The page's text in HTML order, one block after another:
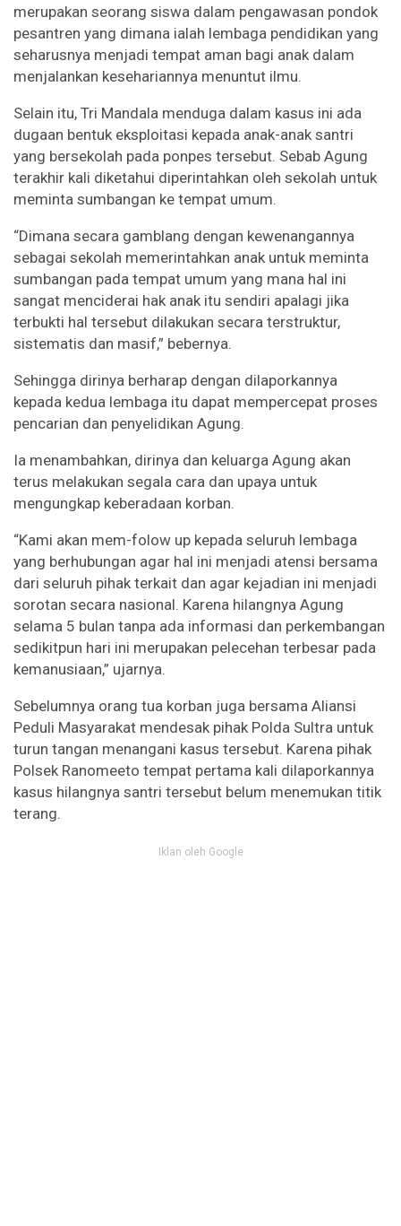
merupakan seorang siswa dalam pengawasan pondok
pesantren yang dimana ialah lembaga pendidikan yang
seharusnya menjadi tempat aman bagi anak dalam
menjalankan kesehariannya menuntut ilmu.
Selain itu, Tri Mandala menduga dalam kasus ini ada
dugaan bentuk eksploitasi kepada anak-anak santri
yang bersekolah pada ponpes tersebut. Sebab Agung
terakhir kali diketahui diperintahkan oleh sekolah untuk
meminta sumbangan ke tempat umum.
“Dimana secara gamblang dengan kewenangannya
sebagai sekolah memerintahkan anak untuk meminta
sumbangan pada tempat umum yang mana hal ini
sangat menciderai hak anak itu sendiri apalagi jika
terbukti hal tersebut dilakukan secara terstruktur,
sistematis dan masif,” bebernya.
Sehingga dirinya berharap dengan dilaporkannya
kepada kedua lembaga itu dapat mempercepat proses
pencarian dan penyelidikan Agung.
Ia menambahkan, dirinya dan keluarga Agung akan
terus melakukan segala cara dan upaya untuk
mengungkap keberadaan korban.
“Kami akan mem-folow up kepada seluruh lembaga
yang berhubungan agar hal ini menjadi atensi bersama
dari seluruh pihak terkait dan agar kejadian ini menjadi
sorotan secara nasional. Karena hilangnya Agung
selama 5 bulan tanpa ada informasi dan perkembangan
sedikitpun hari ini merupakan pelecehan terbesar pada
kemanusiaan,” ujarnya.
Sebelumnya orang tua korban juga bersama Aliansi
Peduli Masyarakat mendesak pihak Polda Sultra untuk
turun tangan menangani kasus tersebut. Karena pihak
Polsek Ranomeeto tempat pertama kali dilaporkannya
kasus hilangnya santri tersebut belum menemukan titik
terang.
Iklan oleh Google